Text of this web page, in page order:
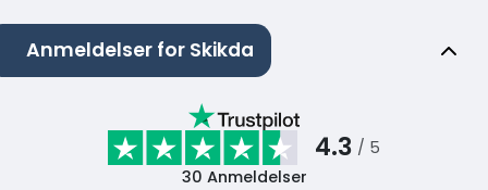
Anmeldelser for Skikda
4.3 / 5
30 Anmeldelser